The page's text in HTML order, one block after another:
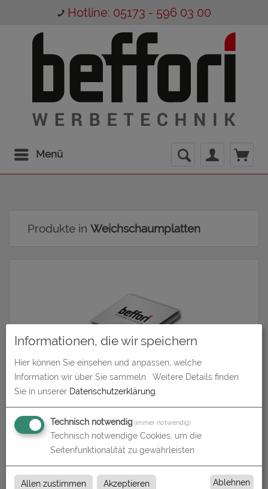
Hotline: 05173 - 596 03 00
Menü
Produkte in Weichschaumplatten
Weichschaumplatte, 10 mm
Weichschaumplatten
Informationen, die wir speichern
Hier können Sie einsehen und anpassen, welche
Information wir über Sie sammeln.
Weitere Details finden
Sie in unserer Datenschutzerklärung
Technisch notwendig(immer notwendig)
Technisch notwendige Cookies, um die
Seitenfunktionalität zu gewährleisten
Allen zustimmen Akzeptieren Ablehnen